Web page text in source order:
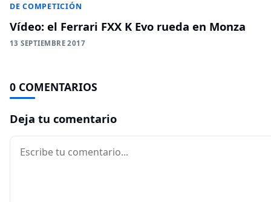
DE COMPETICIÓN
Vídeo: el Ferrari FXX K Evo rueda en Monza
13 SEPTIEMBRE 2017
0 COMENTARIOS
Deja tu comentario
Comentario